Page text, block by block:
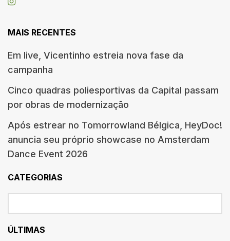
MAIS RECENTES
Em live, Vicentinho estreia nova fase da
campanha
Cinco quadras poliesportivas da Capital passam
por obras de modernização
Após estrear no Tomorrowland Bélgica, HeyDoc!
anuncia seu próprio showcase no Amsterdam
Dance Event 2026
CATEGORIAS
ÚLTIMAS